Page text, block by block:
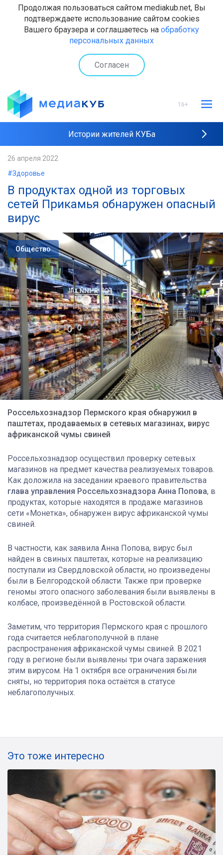
Продолжая пользоваться сайтом mediakub.net, Вы
подтверждаете использование сайтом cookies
Вашего браузера и соглашаетесь на обработку
персональных данных
Согласен
16+
Истории жителей КУБа
26 апреля 2022
#Здоровье
В продуктах одной из торговых
сетей Прикамья обнаружен опасный
вирус
Общество
Россельхознадзор Пермского края обнаружил в
паштетах, продаваемых в сетевых магазинах, вирус
африканской чумы свиней
Россельхознадзор осуществил проверку сетевых
магазинов на предмет качества реализуемых товаров.
Как доложила на заседании краевого правительства
глава управления Россельхознадзора Анна Попова, в
продуктах, которые находятся в продаже магазинов
сети «Монетка», обнаружен вирус африканской чумы
свиней.
В частности, как заявила Анна Попова, вирус был
найден в свиных паштетах, которые на реализацию
поступали из Свердловской области, но произведены
были в Белгородской области. Также при проверке
геномы этого опасного заболевания были выявлены в
колбасе, произведённой в Ростовской области.
Заметим, что территория Пермского края с прошлого
года считается неблагополучной в плане
распространения африканской чумы свиней. В 2021
году в регионе были выявлены три очага заражения
этим вирусом. На 1 октября все ограничения были
сняты, но территория пока остаётся в статусе
неблагополучных.
Это тоже интересно